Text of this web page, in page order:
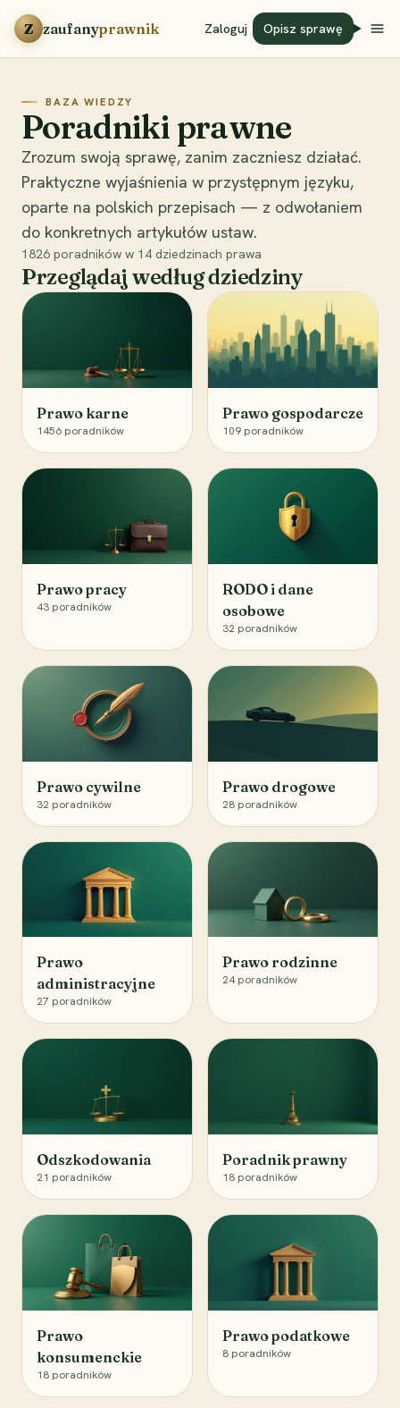
Przejdź do treści
Z zaufanyprawnik Zaloguj Opisz sprawę
BAZA WIEDZY
Poradniki prawne
Zrozum swoją sprawę, zanim zaczniesz działać.
Praktyczne wyjaśnienia w przystępnym języku,
oparte na polskich przepisach — z odwołaniem
do konkretnych artykułów ustaw.
1826 poradników w 14 dziedzinach prawa
Przeglądaj według dziedziny
Prawo karne
1456 poradników
Prawo gospodarcze
109 poradników
Prawo pracy
43 poradników
RODO i dane
osobowe
32 poradników
Prawo cywilne
32 poradników
Prawo drogowe
28 poradników
Prawo
administracyjne
27 poradników
Prawo rodzinne
24 poradników
Odszkodowania
21 poradników
Poradnik prawny
18 poradników
Prawo
konsumenckie
18 poradników
Prawo podatkowe
8 poradników